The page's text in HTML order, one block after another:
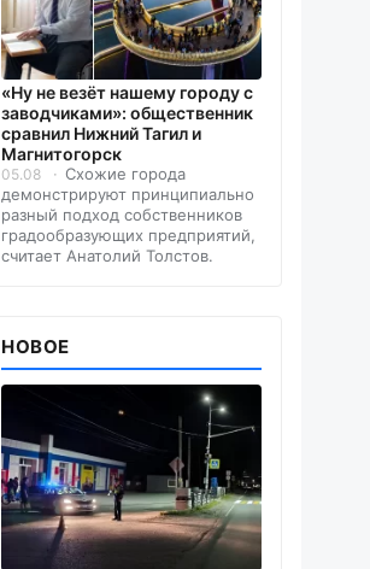
«Ну не везёт нашему городу с
заводчиками»: общественник
сравнил Нижний Тагил и
Магнитогорск
05.08
Схожие города
демонстрируют принципиально
разный подход собственников
градообразующих предприятий,
считает Анатолий Толстов.
НОВОЕ